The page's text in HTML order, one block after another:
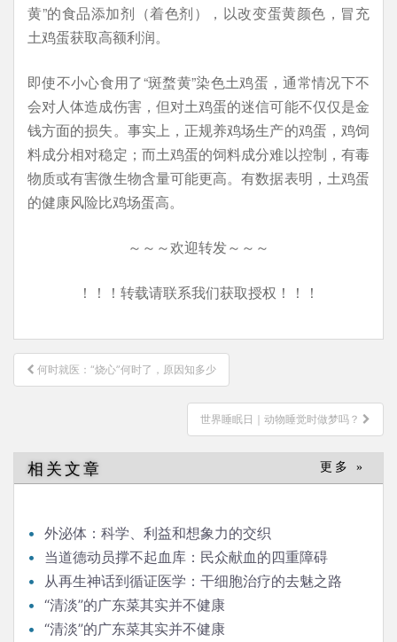
黄”的食品添加剂（着色剂），以改变蛋黄颜色，冒充
土鸡蛋获取高额利润。
即使不小心食用了“斑蝥黄”染色土鸡蛋，通常情况下不
会对人体造成伤害，但对土鸡蛋的迷信可能不仅仅是金
钱方面的损失。事实上，正规养鸡场生产的鸡蛋，鸡饲
料成分相对稳定；而土鸡蛋的饲料成分难以控制，有毒
物质或有害微生物含量可能更高。有数据表明，土鸡蛋
的健康风险比鸡场蛋高。
～～～欢迎转发～～～
！！！转载请联系我们获取授权！！！
文
章
何时就医：“烧心”何时了，原因知多少
世界睡眠日｜动物睡觉时做梦吗？
相关文章 更多 »
外泌体：科学、利益和想象力的交织
当道德动员撑不起血库：民众献血的四重障碍
从再生神话到循证医学：干细胞治疗的去魅之路
“清淡”的广东菜其实并不健康
“清淡”的广东菜其实并不健康